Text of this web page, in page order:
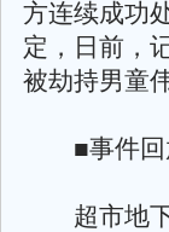
方连续成功
定，日前，
被劫持男童
■事件回
超市地下